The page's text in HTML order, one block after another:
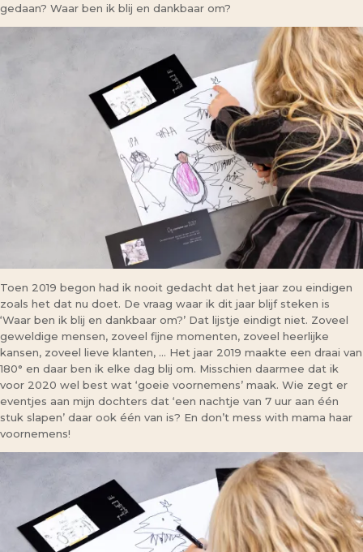
gedaan? Waar ben ik blij en dankbaar om?
Toen 2019 begon had ik nooit gedacht dat het jaar zou eindigen
zoals het dat nu doet. De vraag waar ik dit jaar blijf steken is
‘Waar ben ik blij en dankbaar om?’ Dat lijstje eindigt niet. Zoveel
geweldige mensen, zoveel fijne momenten, zoveel heerlijke
kansen, zoveel lieve klanten, … Het jaar 2019 maakte een draai van
180° en daar ben ik elke dag blij om. Misschien daarmee dat ik
voor 2020 wel best wat ‘goeie voornemens’ maak. Wie zegt er
eventjes aan mijn dochters dat ‘een nachtje van 7 uur aan één
stuk slapen’ daar ook één van is? En don’t mess with mama haar
voornemens!